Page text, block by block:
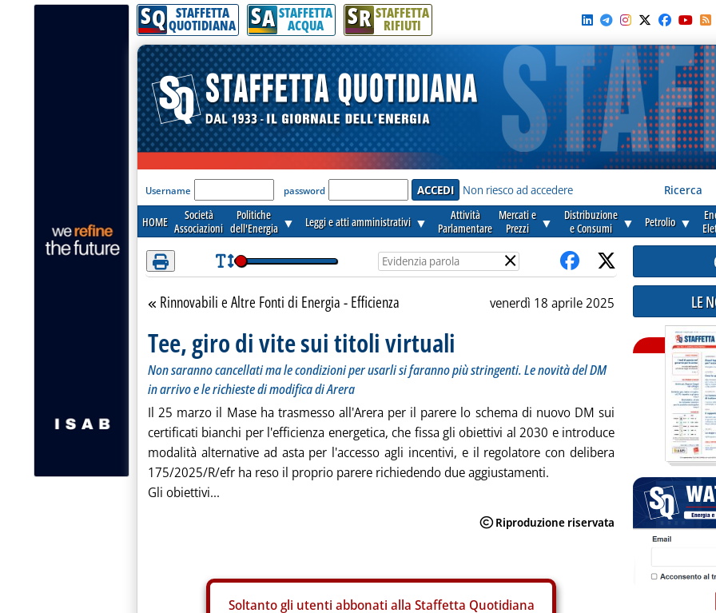
Attenzione! Esegui l'accesso per lèggere interamente la notizia.
SQ STAFFETTA
QUOTIDIANA SA STAFFETTA
ACQUA SR STAFFETTA
RIFIUTI
'Modulo Login per accedere'
Username password Non riesco ad accedere Ricerca
HOME
Società
Associazioni
Politiche
dell'Energia ▼ Leggi e atti amministrativi ▼
Attività
Parlamentare
Mercati e
Prezzi
▼
Distribuzione
e Consumi
▼ Petrolio ▼
×
Torna alla sezione
Rinnovabili e Altre Fonti di Energia - Efficienza venerdì 18 aprile 2025
Tee, giro di vite sui titoli virtuali
Non saranno cancellati ma le condizioni per usarli si faranno più stringenti. Le novità del DM
in arrivo e le richieste di modifica di Arera
Il 25 marzo il Mase ha trasmesso all'Arera per il parere lo schema di nuovo DM sui
certificati bianchi per l'efficienza energetica, che fissa gli obiettivi al 2030 e introduce
modalità alternative ad asta per l'accesso agli incentivi, e il regolatore con delibera
175/2025/R/efr ha reso il proprio parere richiedendo due aggiustamenti.
Gli obiettivi...
Soltanto gli utenti abbonati alla Staffetta Quotidiana
LE